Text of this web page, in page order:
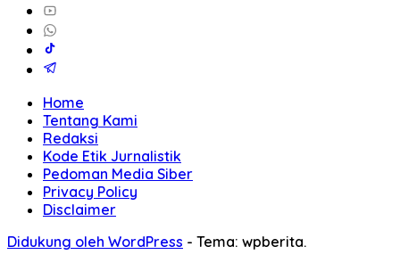
Home
Tentang Kami
Redaksi
Kode Etik Jurnalistik
Pedoman Media Siber
Privacy Policy
Disclaimer
Didukung oleh WordPress - Tema: wpberita.